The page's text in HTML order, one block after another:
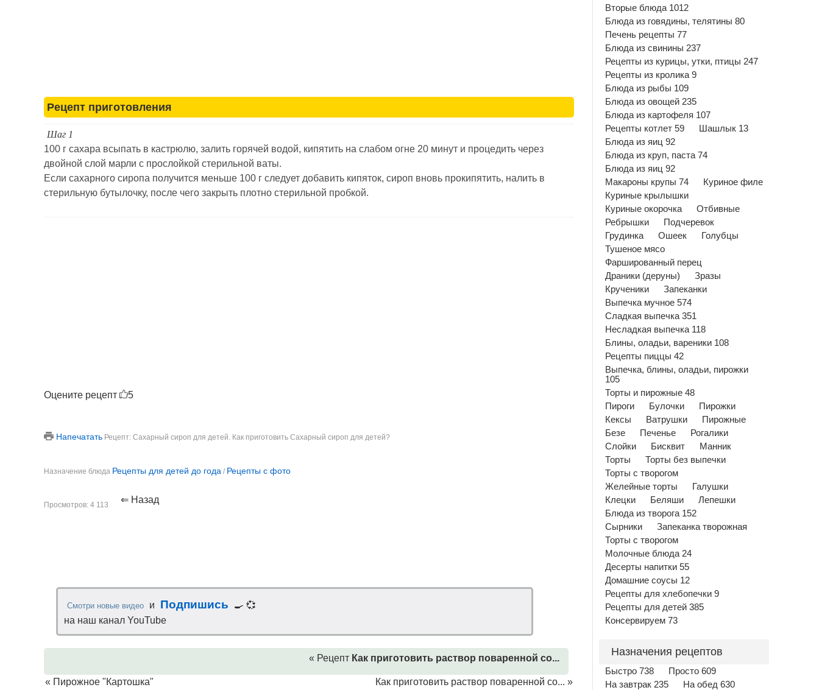
Рецепт приготовления
Шаг 1
100 г сахара всыпать в кастрюлю, залить горячей водой, кипятить на слабом огне 20 минут и процедить через
двойной слой марли с прослойкой стерильной ваты.
Если сахарного сиропа получится меньше 100 г следует добавить кипяток, сироп вновь прокипятить, налить в
стерильную бутылочку, после чего закрыть плотно стерильной пробкой.
Оцените рецепт 5
Напечатать Рецепт: Сахарный сироп для детей. Как приготовить Сахарный сироп для детей?
Назначение блюда Рецепты для детей до года / Рецепты с фото
Просмотров: 4 113 ⇐ Назад
Смотри новые видео и Подпишись
🍳 💞
на наш канал YouTube
« Рецепт Как приготовить раствор поваренной со...
« Пирожное "Картошка" Как приготовить раствор поваренной со... »
Вторые блюда 1012
Блюда из говядины, телятины 80
Печень рецепты 77
Блюда из свинины 237
Рецепты из курицы, утки, птицы 247
Рецепты из кролика 9
Блюда из рыбы 109
Блюда из овощей 235
Блюда из картофеля 107
Рецепты котлет 59
Шашлык 13
Блюда из яиц 92
Блюда из круп, паста 74
Блюда из яиц 92
Макароны крупы 74
Куриное филе
Куриные крылышки
Куриные окорочка
Отбивные
Ребрышки
Подчеревок
Грудинка
Ошеек
Голубцы
Тушеное мясо
Фаршированный перец
Драники (деруны)
Зразы
Крученики
Запеканки
Выпечка мучное 574
Сладкая выпечка 351
Несладкая выпечка 118
Блины, оладьи, вареники 108
Рецепты пиццы 42
Выпечка, блины, оладьи, пирожки
105
Торты и пирожные 48
Пироги
Булочки
Пирожки
Кексы
Ватрушки
Пирожные
Безе
Печенье
Рогалики
Слойки
Бисквит
Манник
Торты
Торты без выпечки
Торты с творогом
Желейные торты
Галушки
Клецки
Беляши
Лепешки
Блюда из творога 152
Сырники
Запеканка творожная
Торты с творогом
Молочные блюда 24
Десерты напитки 55
Домашние соусы 12
Рецепты для хлебопечки 9
Рецепты для детей 385
Консервируем 73
Назначения рецептов
Быстро 738
Просто 609
На завтрак 235
На обед 630